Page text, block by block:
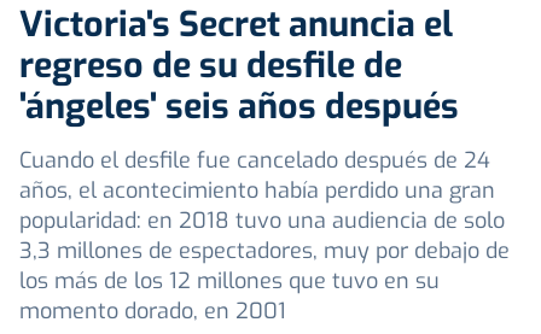
Victoria's Secret anuncia el
regreso de su desfile de
'ángeles' seis años después
Cuando el desfile fue cancelado después de 24
años, el acontecimiento había perdido una gran
popularidad: en 2018 tuvo una audiencia de solo
3,3 millones de espectadores, muy por debajo de
los más de los 12 millones que tuvo en su
momento dorado, en 2001